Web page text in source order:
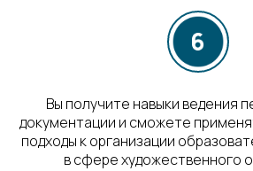
Вы получите навыки ведения
документации и сможете
подходы к организации
в сфере художественного